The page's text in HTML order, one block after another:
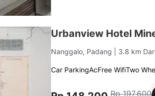
Urbanview Hotel
Nanggalo, Padang | 3.8 km
Car ParkingAcFree WifiTwo
Rp 197,600